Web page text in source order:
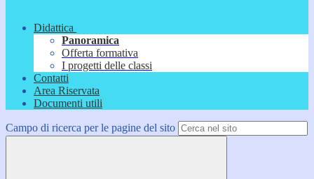
Didattica
Panoramica
Offerta formativa
I progetti delle classi
Contatti
Area Riservata
Documenti utili
Campo di ricerca per le pagine del sito